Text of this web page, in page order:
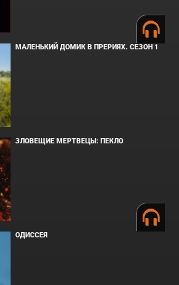
МАЛЕНЬКИЙ ДОМИК В ПРЕРИЯХ. СЕЗОН 1
ЗЛОВЕЩИЕ МЕРТВЕЦЫ: ПЕКЛО
ОДИССЕЯ